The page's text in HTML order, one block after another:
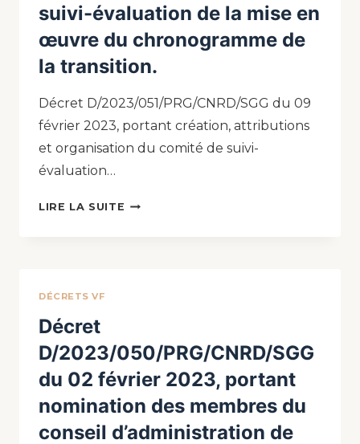
suivi-évaluation de la mise en
œuvre du chronogramme de
la transition.
Décret D/2023/051/PRG/CNRD/SGG du 09
février 2023, portant création, attributions
et organisation du comité de suivi-
évaluation…
LIRE LA SUITE
DÉCRETS VF
Décret
D/2023/050/PRG/CNRD/SGG
du 02 février 2023, portant
nomination des membres du
conseil d’administration de